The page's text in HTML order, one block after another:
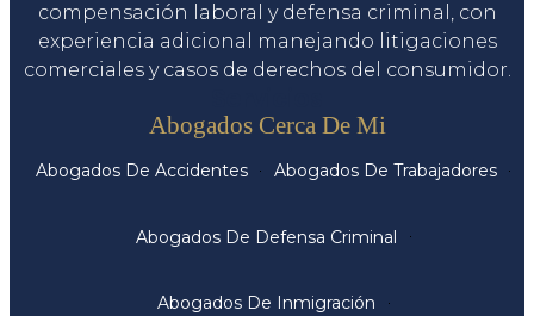
compensación laboral y defensa criminal, con
experiencia adicional manejando litigaciones
comerciales y casos de derechos del consumidor.
Abogados Cerca De Mi
Abogados De Accidentes Abogados De Trabajadores
Abogados De Defensa Criminal
Abogados De Inmigración